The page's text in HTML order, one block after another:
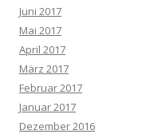
Juni 2017
Mai 2017
April 2017
März 2017
Februar 2017
Januar 2017
Dezember 2016